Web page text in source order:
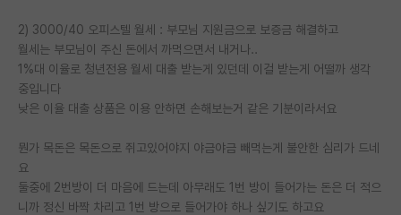
취업 게시판
임용 후기 게시판
PI 전용 게시판
반도체/AI 게시판
2) 3000/40 오피스텔 월세 : 부모님 지원금으로 보증금 해결하고
월세는 부모님이 주신 돈에서 까먹으면서 내거나..
1%대 이율로 청년전용 월세 대출 받는게 있던데 이걸 받는게 어떨까 생각
중입니다
낮은 이율 대출 상품은 이용 안하면 손해보는거 같은 기분이라서요
뭔가 목돈은 목돈으로 쥐고있어야지 야금야금 빼먹는게 불안한 심리가 드네
요
둘중에 2번방이 더 마음에 드는데 아무래도 1번 방이 들어가는 돈은 더 적으
니까 정신 바짝 차리고 1번 방으로 들어가야 하나 싶기도 하고요